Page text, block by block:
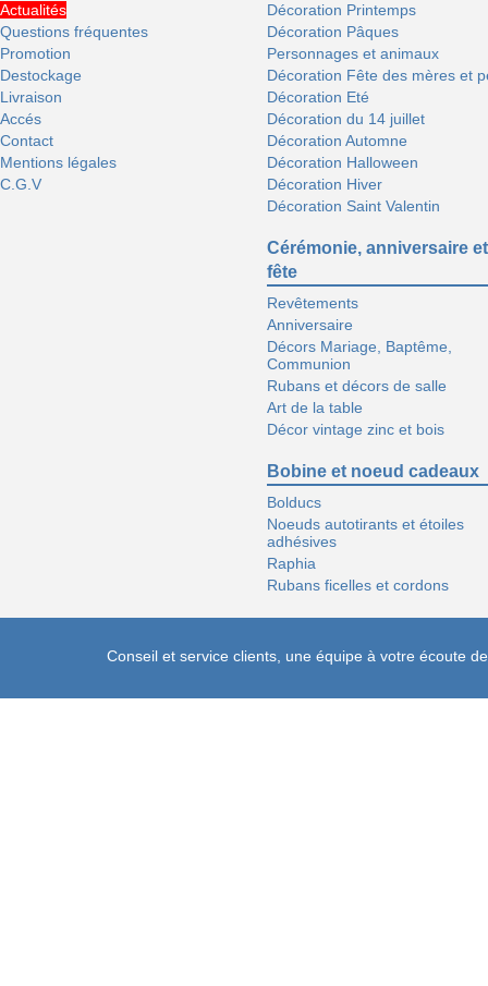
Actualités
Questions fréquentes
Promotion
Destockage
Livraison
Accés
Contact
Mentions légales
C.G.V
Décoration Printemps
Décoration Pâques
Personnages et animaux
Décoration Fête des mères et
Décoration Eté
Décoration du 14 juillet
Décoration Automne
Décoration Halloween
Décoration Hiver
Décoration Saint Valentin
Cérémonie, anniversaire et
fête
Revêtements
Anniversaire
Décors Mariage, Baptême,
Communion
Rubans et décors de salle
Art de la table
Décor vintage zinc et bois
Bobine et noeud cadeaux
Bolducs
Noeuds autotirants et étoiles
adhésives
Raphia
Rubans ficelles et cordons
Conseil et service clients, une équipe à votre écoute